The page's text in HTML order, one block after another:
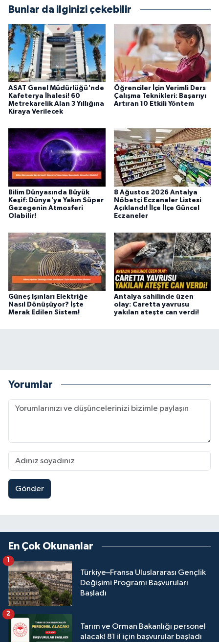
alanlarda ürettiğim içeriklerle kamuoyuna
fayda sağla
Bunlar da ilginizi çekebilir
ASAT Genel Müdürlüğü'nde
Kafeterya İhalesi! 60
Metrekarelik Alan 3 Yıllığına
Kiraya Verilecek
Öğrenciler İçin Verimli Ders
Çalışma Teknikleri: Başarıyı
Artıran 10 Etkili Yöntem
Bilim Dünyasında Büyük
Keşif: Dünya'ya Yakın Süper
Gezegenin Atmosferi
Olabilir!
8 Ağustos 2026 Antalya
Nöbetçi Eczaneler Listesi
Açıklandı! İlçe İlçe Güncel
Eczaneler
Güneş Işınları Elektriğe
Nasıl Dönüşüyor? İşte
Merak Edilen Sistem!
Antalya sahilinde üzen
olay: Caretta yavrusu
yakılan ateşte can verdi!
Yorumlar
Gönder
En Çok Okunanlar
Türkiye–Fransa Uluslararası Gençlik
Değişimi Programı Başvuruları
Başladı
1
Tarım ve Orman Bakanlığı personel
alacak! 81 il için başvurular başladı
2